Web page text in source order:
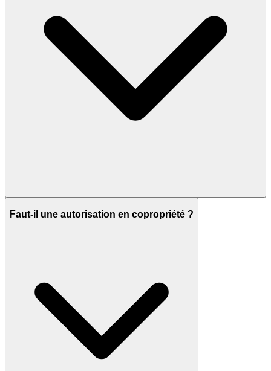
Faut-il une autorisation en copropriété ?